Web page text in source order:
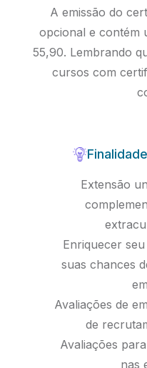
A emissão do
opcional e contém
55,90. Lembrando
cursos com
Extensão
Enriquecer
suas chances
Avaliações de
de
Avaliações
nas